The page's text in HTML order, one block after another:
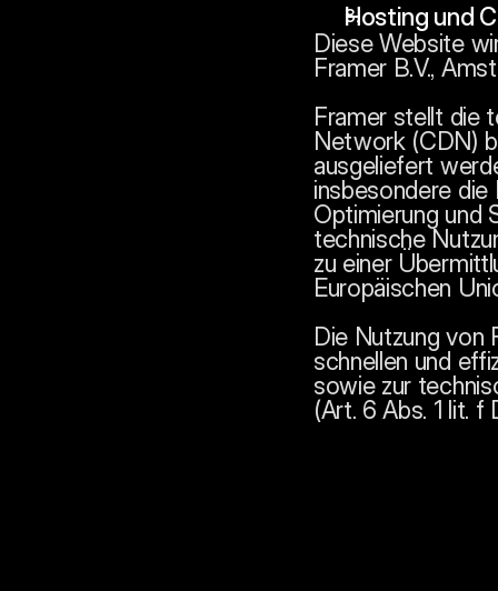
Hosting und
Diese Website
Framer B.V.,
Framer stellt die
Network (CDN)
ausgeliefert
insbesondere
Optimierung und
technische
zu einer
Europäischen
Die Nutzung von
schnellen und
sowie zur
(Art. 6 Abs. 1 lit. f